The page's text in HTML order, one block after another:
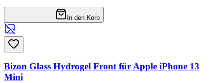
In den Korb
Bizon Glass Hydrogel Front für Apple iPhone 13
Mini